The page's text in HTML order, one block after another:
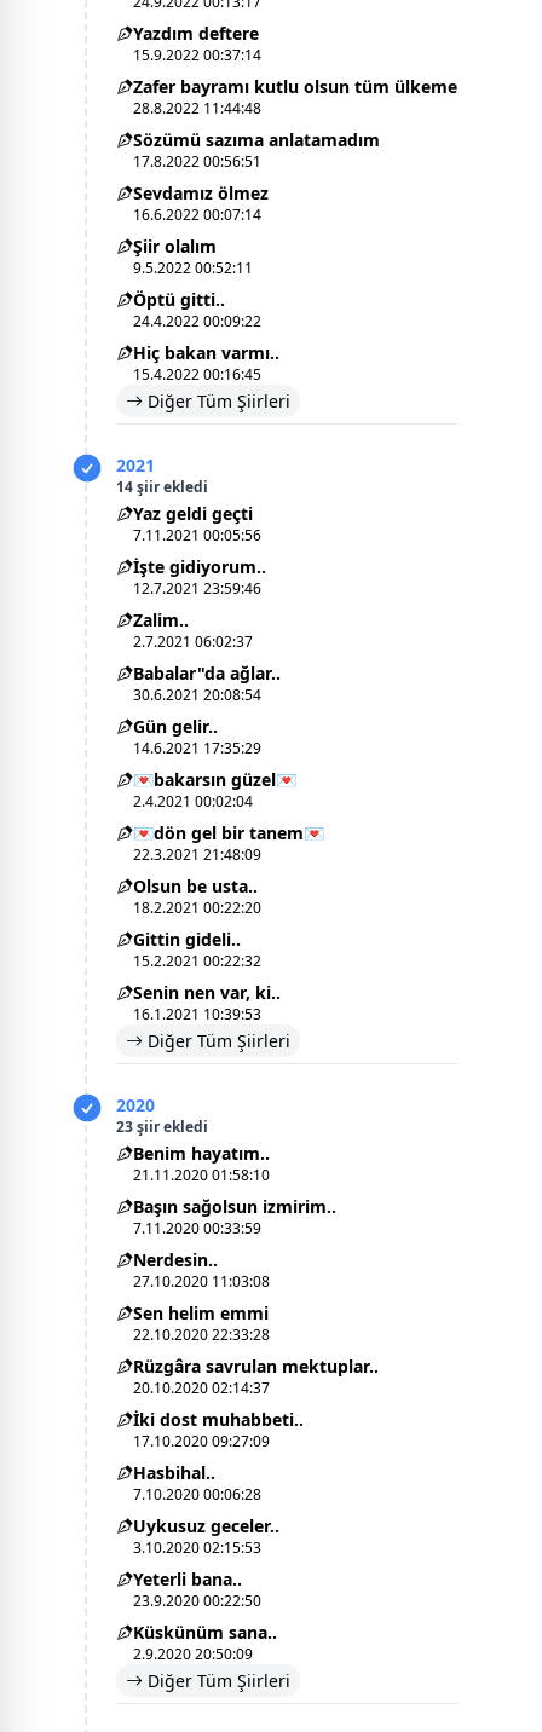
Yazdım deftere
15.9.2022 00:37:14
Zafer bayramı kutlu olsun tüm ülkeme
28.8.2022 11:44:48
Sözümü sazıma anlatamadım
17.8.2022 00:56:51
Sevdamız ölmez
16.6.2022 00:07:14
Şiir olalım
9.5.2022 00:52:11
Öptü gitti..
24.4.2022 00:09:22
Hiç bakan varmı..
15.4.2022 00:16:45
Diğer Tüm Şiirleri
2021
14 şiir ekledi
Yaz geldi geçti
7.11.2021 00:05:56
İşte gidiyorum..
12.7.2021 23:59:46
Zalim..
2.7.2021 06:02:37
Babalar"da ağlar..
30.6.2021 20:08:54
Gün gelir..
14.6.2021 17:35:29
💌bakarsın güzel💌
2.4.2021 00:02:04
💌dön gel bir tanem💌
22.3.2021 21:48:09
Olsun be usta..
18.2.2021 00:22:20
Gittin gideli..
15.2.2021 00:22:32
Senin nen var, ki..
16.1.2021 10:39:53
Diğer Tüm Şiirleri
2020
23 şiir ekledi
Benim hayatım..
21.11.2020 01:58:10
Başın sağolsun izmirim..
7.11.2020 00:33:59
Nerdesin..
27.10.2020 11:03:08
Sen helim emmi
22.10.2020 22:33:28
Rüzgâra savrulan mektuplar..
20.10.2020 02:14:37
İki dost muhabbeti..
17.10.2020 09:27:09
Hasbihal..
7.10.2020 00:06:28
Uykusuz geceler..
3.10.2020 02:15:53
Yeterli bana..
23.9.2020 00:22:50
Küskünüm sana..
2.9.2020 20:50:09
Diğer Tüm Şiirleri